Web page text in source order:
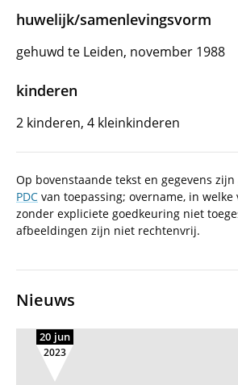
huwelijk/samenlevingsvorm
gehuwd te Leiden, november 1988
kinderen
2 kinderen, 4 kleinkinderen
Op bovenstaande tekst en gegevens zijn
PDC van toepassing; overname, in welke
zonder expliciete goedkeuring niet
afbeeldingen zijn niet rechtenvrij.
Nieuws
20 jun
2023